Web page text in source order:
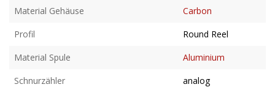
Material Gehäuse
Carbon
Profil
Round Reel
Material Spule
Aluminium
Schnurzähler
analog